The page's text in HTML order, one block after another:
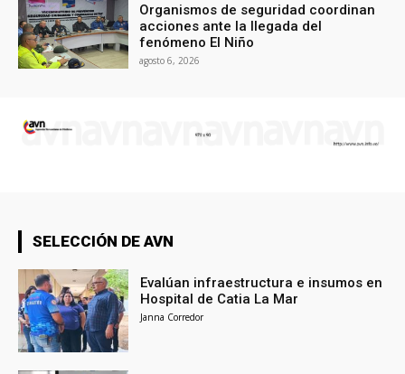
Organismos de seguridad coordinan
acciones ante la llegada del
fenómeno El Niño
agosto 6, 2026
SELECCIÓN DE AVN
Evalúan infraestructura e insumos en
Hospital de Catia La Mar
Janna Corredor